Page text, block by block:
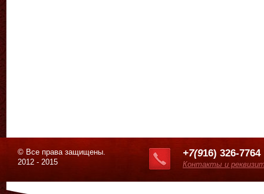
© Все права защищены.
2012 - 2015
+7(916) 326-7764
Контакты и